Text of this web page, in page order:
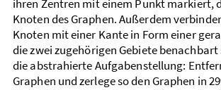
ihren Zentren mit einem Punkt markiert,
Knoten des Graphen. Außerdem
Knoten mit einer Kante in Form einer
die zwei zugehörigen Gebiete
die abstrahierte Aufgaben­stellung:
Graphen und zerlege so den Graphen in